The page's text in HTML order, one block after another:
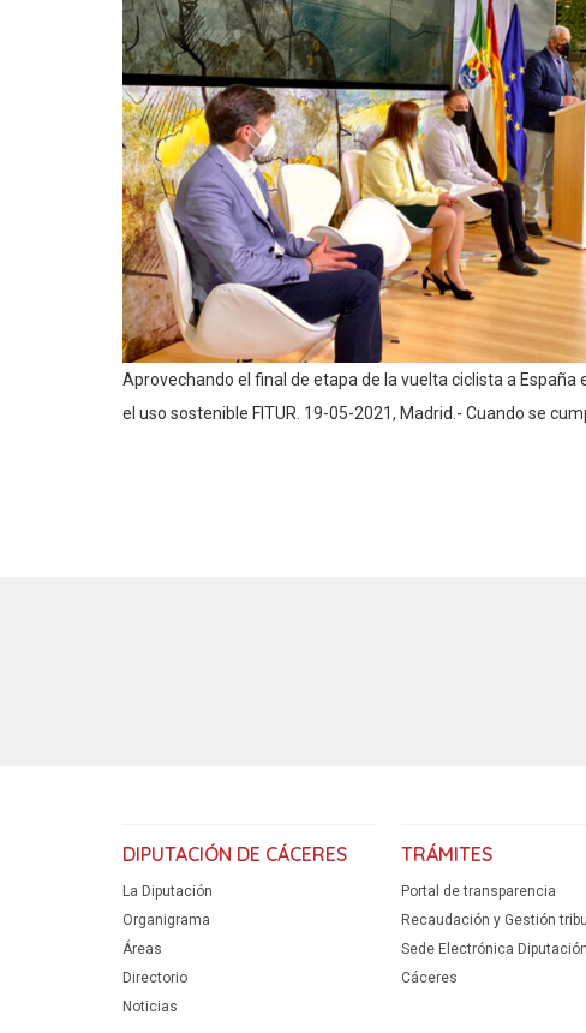
Aprovechando el final de etapa de la vuelta ciclista a
el uso sostenible FITUR. 19-05-2021, Madrid.- Cuando se
DIPUTACIÓN DE CÁCERES
La Diputación
Organigrama
Áreas
Directorio
Noticias
TRÁMITES
Portal de transparencia
Recaudación y Gestión
Sede Electrónica
Cáceres